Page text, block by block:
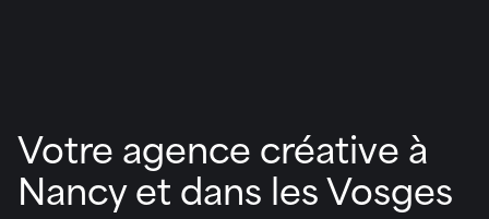
Votre agence créative à
Nancy et dans les Vosges